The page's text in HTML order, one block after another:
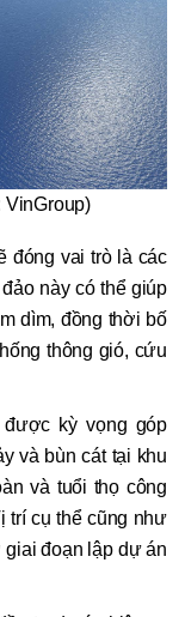
VinGroup)
đóng vai trò là các
này có thể giúp
dìm, đồng thời bố
thông gió, cứu
được kỳ vọng góp
và bùn cát tại khu
và tuổi thọ công
trí cụ thể cũng như
đoạn lập dự án